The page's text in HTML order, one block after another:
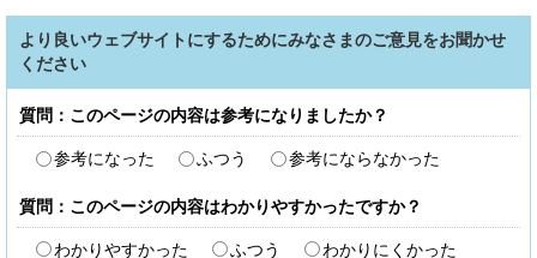
より良いウェブサイトにするためにみなさまのご意見をお聞かせ
ください
質問：このページの内容は参考になりましたか？
参考になった ふつう 参考にならなかった
質問：このページの内容はわかりやすかったですか？
わかりやすかった ふつう わかりにくかった